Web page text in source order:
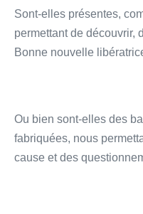
Sont-elles présentes,
permettant de découvrir,
Bonne nouvelle
Ou bien sont-elles des
fabriquées, nous
cause et des